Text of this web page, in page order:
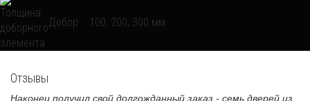
Добор 100, 200, 300 мм
Отзывы
Наконец получил свой долгожданный заказ - семь дверей из